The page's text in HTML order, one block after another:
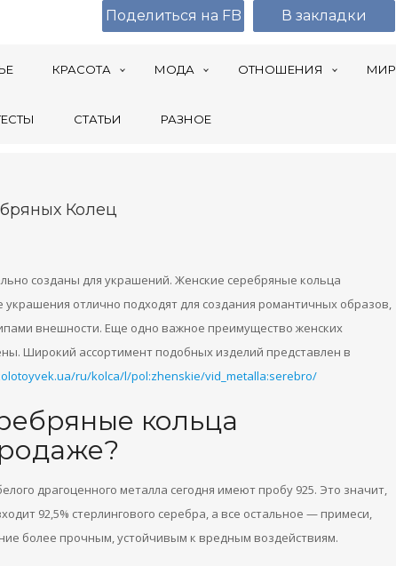
КРАСОТА МОДА ОТНОШЕНИЯ МИР
СТАТЬИ РАЗНОЕ
Колец
созданы для украшений. Женские серебряные кольца
отлично подходят для создания романтичных образов,
внешности. Еще одно важное преимущество женских
Широкий ассортимент подобных изделий представлен в
ru/kolca/l/pol:zhenskie/vid_metalla:serebro/
кольца
драгоценного металла сегодня имеют пробу 925. Это значит,
92,5% стерлингового серебра, а все остальное — примеси,
более прочным, устойчивым к вредным воздействиям.
Поделиться на FB В закладки